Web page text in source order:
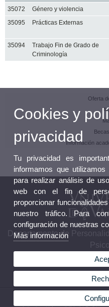
35072 Género y violencia
35095
Prácticas Externas
35094
Trabajo Fin de Grado de
Criminología
Oferta
Información
Departamento de
© 2026 UV. - Av. Blasco
Cookies y
privacidad
Tu privacidad es
informamos que
para realizar análisis de
web con el fin de
proporcionar
nuestro tráfico. Para
configuración de nuestras
Más información